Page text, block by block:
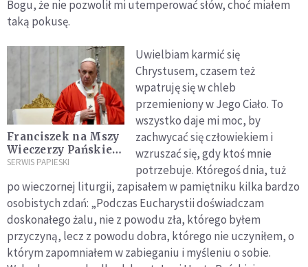
Bogu, że nie pozwolił mi utemperować słów, choć miałem
taką pokusę.
Franciszek na Mszy
Wieczerzy Pańskiej:
Eucharystia i służba
do królestwa
Bożego
SERWIS PAPIESKI
Uwielbiam karmić się
Chrystusem, czasem też
wpatruję się w chleb
przemieniony w Jego Ciało. To
wszystko daje mi moc, by
zachwycać się człowiekiem i
wzruszać się, gdy ktoś mnie
potrze­buje. Któregoś dnia, tuż
po wieczornej liturgii, zapisałem w pa­miętniku kilka bardzo
osobistych zdań: „Podczas Eucharystii do­świadczam
doskonałego żalu, nie z powodu zła, którego byłem
przyczyną, lecz z powodu dobra, którego nie uczyniłem, o
któ­rym zapomniałem w zabieganiu i myśleniu o sobie.